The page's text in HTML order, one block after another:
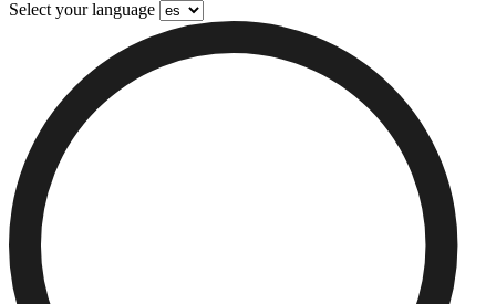
Select your language